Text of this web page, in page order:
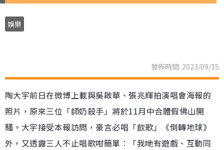
娛樂
發佈時間: 2023/09/15
陶大宇前日在微博上載與吳啟華、張兆輝拍演唱會海報的
照片，原來三位「師奶殺手」將於11月中合體假佛山開
騷。大宇接受本報訪問，豪言必唱「飲歌」《倒轉地球》
外，又透露三人不止唱歌咁簡單︰「我哋有遊戲、互動同